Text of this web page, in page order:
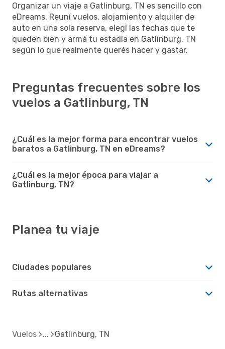
Organizar un viaje a Gatlinburg, TN es sencillo con
eDreams. Reuní vuelos, alojamiento y alquiler de
auto en una sola reserva, elegí las fechas que te
queden bien y armá tu estadía en Gatlinburg, TN
según lo que realmente querés hacer y gastar.
Preguntas frecuentes sobre los
vuelos a Gatlinburg, TN
¿Cuál es la mejor forma para encontrar vuelos
baratos a Gatlinburg, TN en eDreams?
¿Cuál es la mejor época para viajar a
Gatlinburg, TN?
Planea tu viaje
Ciudades populares
Rutas alternativas
Vuelos Gatlinburg, TN